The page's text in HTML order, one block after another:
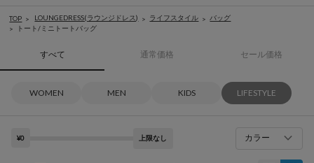
TOP LOUNGEDRESS(ラウンジドレス) ライフスタイル
バッグ
トート/ミニトートバッグ
すべて 通常価格 セール価格
WOMEN MEN KIDS LIFESTYLE
¥0 上限なし カラー